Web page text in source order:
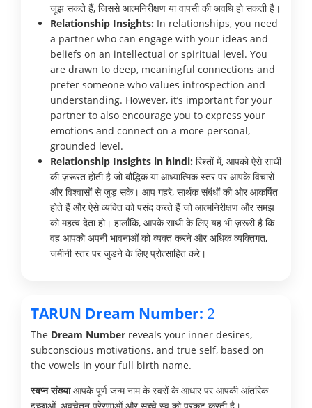
जूझ सकते हैं, जिससे आत्मनिरीक्षण या वापसी की अवधि हो सकती है।
Relationship Insights: In relationships, you need
a partner who can engage with your ideas and
beliefs on an intellectual or spiritual level. You
are drawn to deep, meaningful connections and
prefer someone who values introspection and
understanding. However, it’s important for your
partner to also encourage you to express your
emotions and connect on a more personal,
grounded level.
Relationship Insights in hindi: रिश्तों में, आपको ऐसे साथी
की ज़रूरत होती है जो बौद्धिक या आध्यात्मिक स्तर पर आपके विचारों
और विश्वासों से जुड़ सके। आप गहरे, सार्थक संबंधों की ओर आकर्षित
होते हैं और ऐसे व्यक्ति को पसंद करते हैं जो आत्मनिरीक्षण और समझ
को महत्व देता हो। हालाँकि, आपके साथी के लिए यह भी ज़रूरी है कि
वह आपको अपनी भावनाओं को व्यक्त करने और अधिक व्यक्तिगत,
जमीनी स्तर पर जुड़ने के लिए प्रोत्साहित करे।
TARUN Dream Number: 2
The Dream Number reveals your inner desires,
subconscious motivations, and true self, based on
the vowels in your full birth name.
स्वप्न संख्याआपके पूर्ण जन्म नाम के स्वरों के आधार पर आपकी आंतरिक